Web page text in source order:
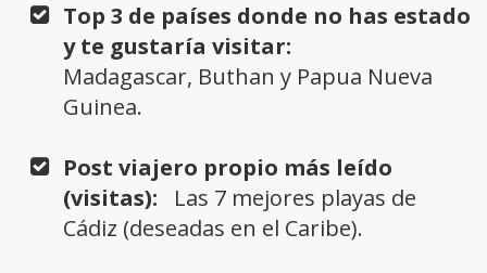
Top 3 de países donde no has estado
y te gustaría visitar:
Madagascar, Buthan y Papua Nueva
Guinea.
Post viajero propio más leído
(visitas):
Las 7 mejores playas de
Cádiz (deseadas en el Caribe).